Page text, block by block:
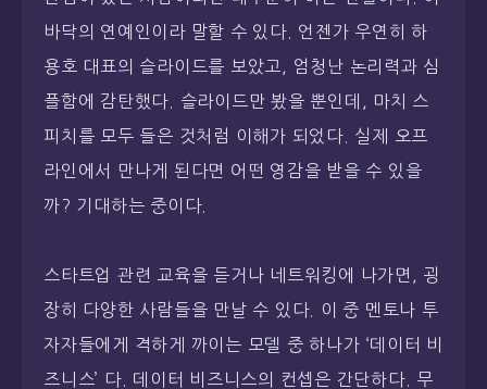
바닥의 연예인이라 말할 수 있다. 언젠가 우연히 하
용호 대표의 슬라이드를 보았고, 엄청난 논리력과 심
플함에 감탄했다. 슬라이드만 봤을 뿐인데, 마치 스
피치를 모두 들은 것처럼 이해가 되었다. 실제 오프
라인에서 만나게 된다면 어떤 영감을 받을 수 있을
까? 기대하는 중이다.
스타트업 관련 교육을 듣거나 네트워킹에 나가면, 굉
장히 다양한 사람들을 만날 수 있다. 이 중 멘토나 투
자자들에게 격하게 까이는 모델 중 하나가 ‘데이터 비
즈니스’ 다. 데이터 비즈니스의 컨셉은 간단하다. 무